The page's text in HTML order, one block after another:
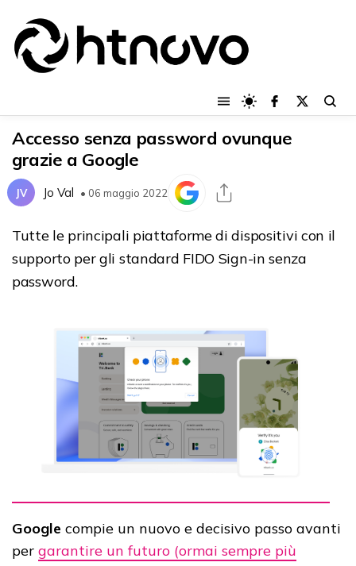
Accesso senza password ovunque
grazie a Google
JV Jo Val • 06 maggio 2022
Tutte le principali piattaforme di dispositivi con il
supporto per gli standard FIDO Sign-in senza
password.
Google compie un nuovo e decisivo passo avanti
per garantire un futuro (ormai sempre più